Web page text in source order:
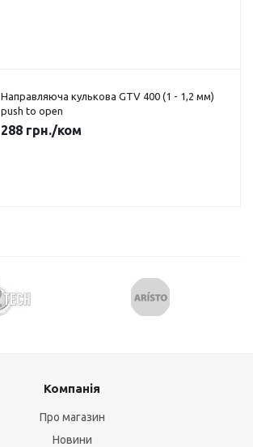
Направляюча кулькова GTV 400 (1 - 1,2 мм)
push to open
288 грн./ком
Компанія
Про магазин
Новини